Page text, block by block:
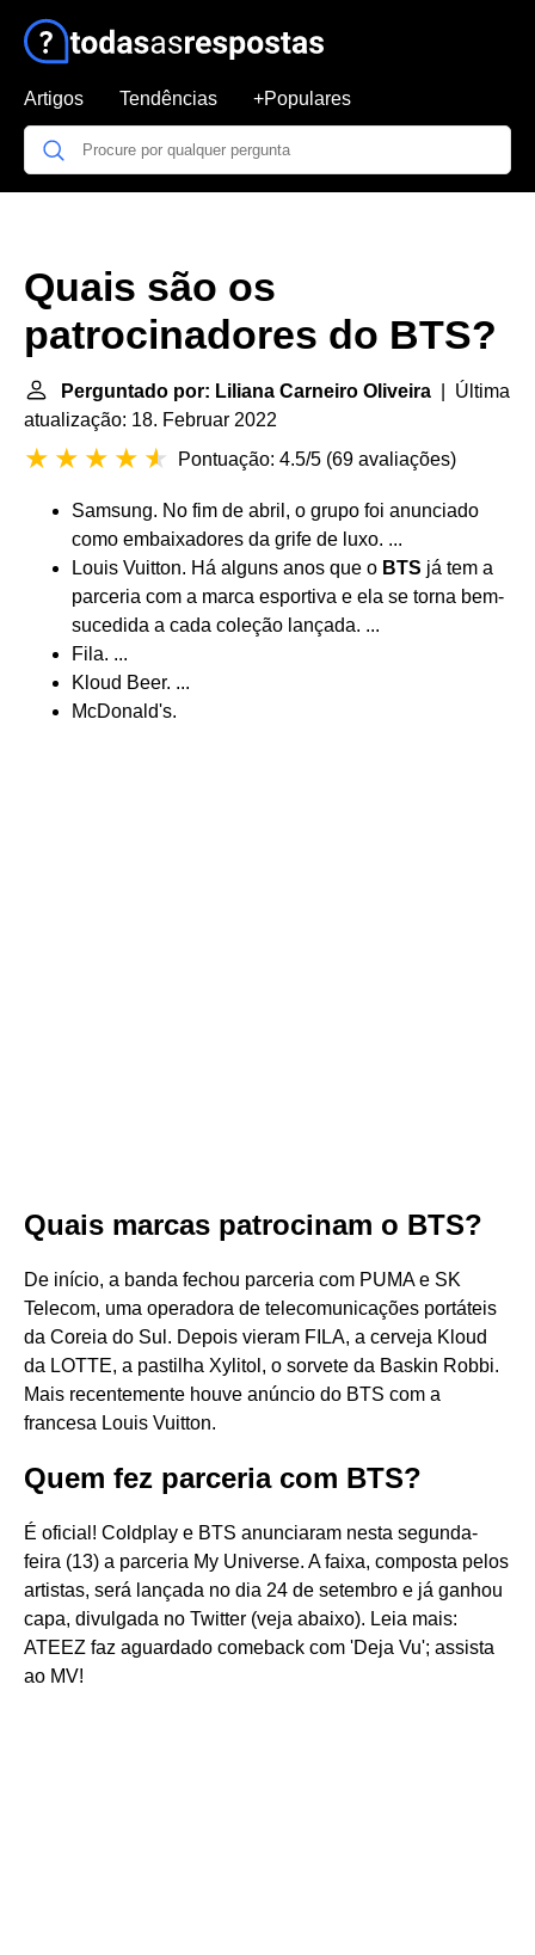
Artigos Tendências +Populares
Quais são os
patrocinadores do BTS?
Perguntado por: Liliana Carneiro Oliveira | Última
atualização: 18. Februar 2022
Pontuação: 4.5/5 (69 avaliações)
Samsung. No fim de abril, o grupo foi anunciado
como embaixadores da grife de luxo. ...
Louis Vuitton. Há alguns anos que o BTS já tem a
parceria com a marca esportiva e ela se torna bem-
sucedida a cada coleção lançada. ...
Fila. ...
Kloud Beer. ...
McDonald's.
Quais marcas patrocinam o BTS?
De início, a banda fechou parceria com PUMA e SK
Telecom, uma operadora de telecomunicações portáteis
da Coreia do Sul. Depois vieram FILA, a cerveja Kloud
da LOTTE, a pastilha Xylitol, o sorvete da Baskin Robbi.
Mais recentemente houve anúncio do BTS com a
francesa Louis Vuitton.
Quem fez parceria com BTS?
É oficial! Coldplay e BTS anunciaram nesta segunda-
feira (13) a parceria My Universe. A faixa, composta pelos
artistas, será lançada no dia 24 de setembro e já ganhou
capa, divulgada no Twitter (veja abaixo). Leia mais:
ATEEZ faz aguardado comeback com 'Deja Vu'; assista
ao MV!